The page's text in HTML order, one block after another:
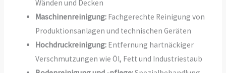
Wänden und Decken
Maschinenreinigung: Fachgerechte Reinigung von
Produktionsanlagen und technischen Geräten
Hochdruckreinigung: Entfernung hartnäckiger
Verschmutzungen wie Öl, Fett und Industriestaub